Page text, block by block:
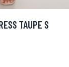
TAUPE S